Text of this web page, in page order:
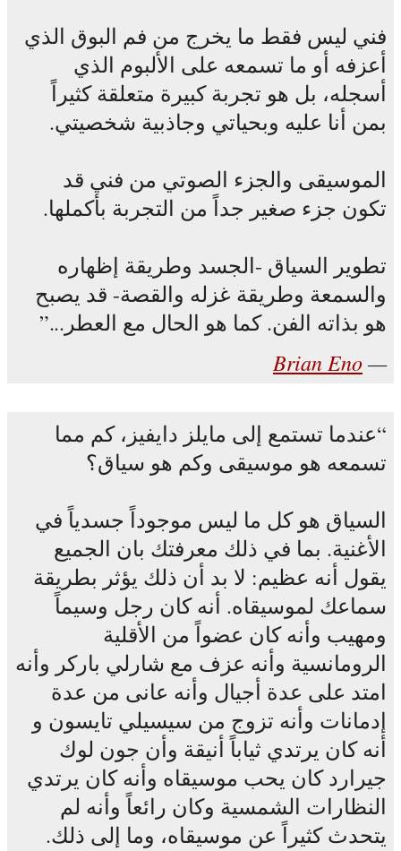
فني ليس فقط ما يخرج من فم البوق الذي
أعزفه أو ما تسمعه على الألبوم الذي
أسجله، بل هو تجربة كبيرة متعلقة كثيراً
بمن أنا عليه وبحياتي وجاذبية شخصيتي.
الموسيقى والجزء الصوتي من فني قد
تكون جزء صغير جداً من التجربة بأكملها.
تطوير السياق -الجسد وطريقة إظهاره
والسمعة وطريقة غزله والقصة- قد يصبح
هو بذاته الفن. كما هو الحال مع العطر...
Brian Eno
عندما تستمع إلى مايلز دايفيز، كم مما
تسمعه هو موسيقى وكم هو سياق؟
السياق هو كل ما ليس موجوداً جسدياً في
الأغنية. بما في ذلك معرفتك بان الجميع
يقول أنه عظيم: لا بد أن ذلك يؤثر بطريقة
سماعك لموسيقاه. أنه كان رجل وسيماً
ومهيب وأنه كان عضواً من الأقلية
الرومانسية وأنه عزف مع شارلي باركر وأنه
امتد على عدة أجيال وأنه عانى من عدة
إدمانات وأنه تزوج من سيسيلي تايسون و
أنه كان يرتدي ثياباً أنيقة وأن جون لوك
جيرارد كان يحب موسيقاه وأنه كان يرتدي
النظارات الشمسية وكان رائعاً وأنه لم
يتحدث كثيراً عن موسيقاه، وما إلى ذلك.